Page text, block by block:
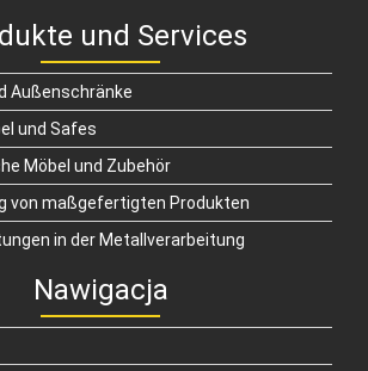
und Services
Außenschränke
und Safes
Möbel und Zubehör
von maßgefertigten Produkten
in der Metallverarbeitung
Nawigacja